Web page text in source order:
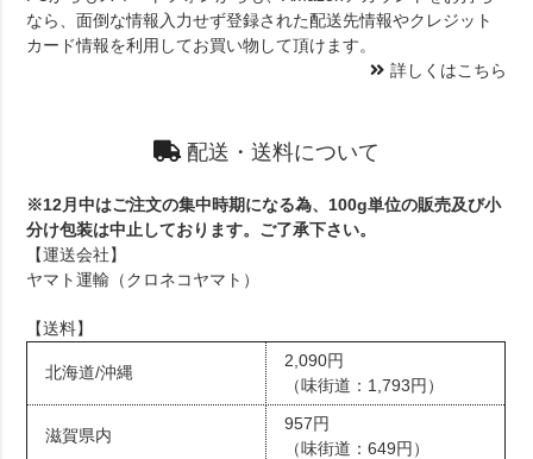
なら、面倒な情報入力せず登録された配送先情報やクレジット
カード情報を利用してお買い物して頂けます。
詳しくはこちら
配送・送料について
※12月中はご注文の集中時期になる為、100g単位の販売及び小
分け包装は中止しております。ご了承下さい。
【運送会社】
ヤマト運輸（クロネコヤマト）
【送料】
北海道/沖縄
2,090円
（味街道：1,793円）
滋賀県内
957円
（味街道：649円）